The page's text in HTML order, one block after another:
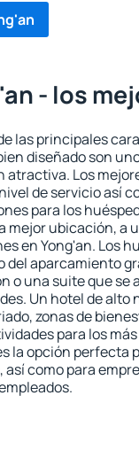
- los
las principales
diseñado son
atractiva. Los
de servicio así
para los
mejor ubicación, a
en Yong'an. Los
del aparcamiento
o una suite que se
Un hotel de
zonas de
para los
la opción perfecta
así como para